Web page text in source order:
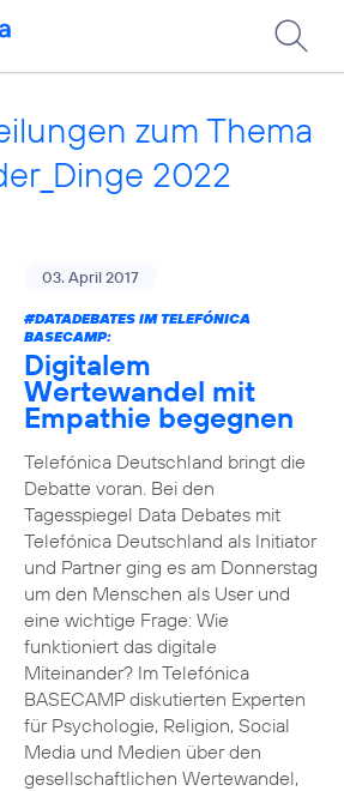
zum Thema
2022
03. April 2017
#DATADEBATESIM TELEFÓNICA
BASECAMP:
Digitalem
Wertewandel mit
Empathie begegnen
Telefónica Deutschland bringt die
Debatte voran. Bei den
Tagesspiegel Data Debates mit
Telefónica Deutschland als Initiator
und Partner ging es am Donnerstag
um den Menschen als User und
eine wichtige Frage: Wie
funktioniert das digitale
Miteinander? Im Telefónica
BASECAMP diskutierten Experten
für Psychologie, Religion, Social
Media und Medien über den
gesellschaftlichen Wertewandel,